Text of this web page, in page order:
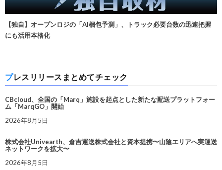
【独自】オープンロジの「AI梱包予測」、トラック必要台数の迅速把握
にも活用本格化
プレスリリースまとめてチェック
CBcloud、全国の「Marq」施設を起点とした新たな配送プラットフォー
ム「MarqGO」開始
2026年8月5日
株式会社Univearth、倉吉運送株式会社と資本提携〜山陰エリアへ実運送
ネットワークを拡大〜
2026年8月5日